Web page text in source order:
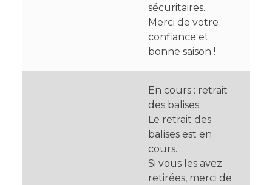
sécuritaires.
Merci de votre
confiance et
bonne saison !
En cours : retrait
des balises
Le retrait des
balises est en
cours.
Si vous les avez
retirées, merci de